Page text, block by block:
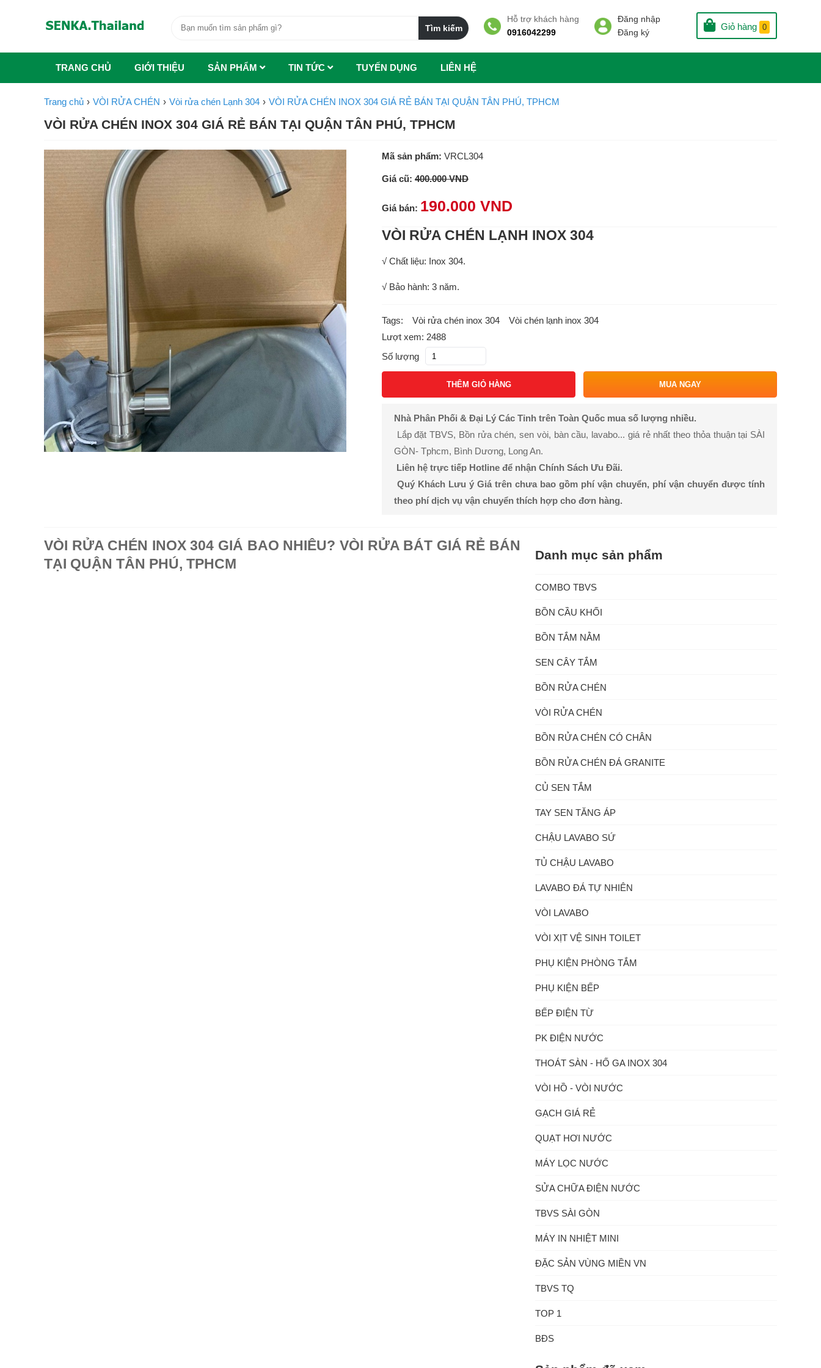
Giỏ hàng 0
Đăng nhập
Đăng ký
Hỗ trợ khách hàng
0916042299
TRANG CHỦ GIỚI THIỆU SẢN PHẨM TIN TỨC TUYẾN DỤNG LIÊN HỆ
Trang chủ VÒI RỬA CHÉN Vòi rửa chén Lạnh 304 VÒI RỬA CHÉN INOX 304 GIÁ RẺ BÁN TẠI QUẬN TÂN PHÚ, TPHCM
VÒI RỬA CHÉN INOX 304 GIÁ RẺ BÁN TẠI QUẬN TÂN PHÚ, TPHCM
Mã sản phẩm: VRCL304
Giá cũ: 400.000 VND
Giá bán: 190.000 VND
VÒI RỬA CHÉN LẠNH INOX 304
√ Chất liệu: Inox 304.
√ Bảo hành: 3 năm.
Tags: Vòi rửa chén inox 304
Vòi chén lạnh inox 304
Lượt xem: 2488
Số lượng
THÊM GIỎ HÀNG MUA NGAY
Nhà Phân Phối & Đại Lý Các Tỉnh trên Toàn Quốc mua số lượng nhiều.
Lắp đặt TBVS, Bồn rửa chén, sen vòi, bàn cầu, lavabo... giá rẻ nhất theo thỏa thuận tại SÀI
GÒN- Tphcm, Bình Dương, Long An.
Liên hệ trực tiếp Hotline để nhận Chính Sách Ưu Đãi.
Quý Khách Lưu ý Giá trên chưa bao gồm phí vận chuyển, phí vận chuyển được tính
theo phí dịch vụ vận chuyển thích hợp cho đơn hàng.
VÒI RỬA CHÉN INOX 304 GIÁ BAO NHIÊU? VÒI RỬA BÁT GIÁ RẺ BÁN
TẠI QUẬN TÂN PHÚ, TPHCM
Danh mục sản phẩm
COMBO TBVS
BỒN CẦU KHỐI
BỒN TẮM NẰM
SEN CÂY TẮM
BỒN RỬA CHÉN
VÒI RỬA CHÉN
BỒN RỬA CHÉN CÓ CHÂN
BỒN RỬA CHÉN ĐÁ GRANITE
CỦ SEN TẮM
TAY SEN TĂNG ÁP
CHẬU LAVABO SỨ
TỦ CHẬU LAVABO
LAVABO ĐÁ TỰ NHIÊN
VÒI LAVABO
VÒI XỊT VỆ SINH TOILET
PHỤ KIỆN PHÒNG TẮM
PHỤ KIỆN BẾP
BẾP ĐIỆN TỪ
PK ĐIỆN NƯỚC
THOÁT SÀN - HỐ GA INOX 304
VÒI HỒ - VÒI NƯỚC
GẠCH GIÁ RẺ
QUẠT HƠI NƯỚC
MÁY LỌC NƯỚC
SỬA CHỮA ĐIỆN NƯỚC
TBVS SÀI GÒN
MÁY IN NHIỆT MINI
ĐẶC SẢN VÙNG MIỀN VN
TBVS TQ
TOP 1
BĐS